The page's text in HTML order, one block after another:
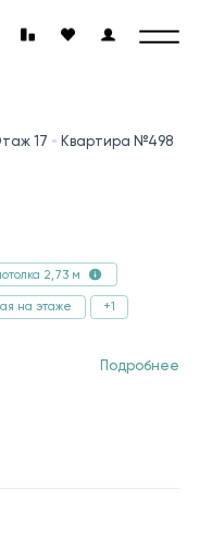
17
Квартира №498
2,73 м
на этаже +1
Подробнее